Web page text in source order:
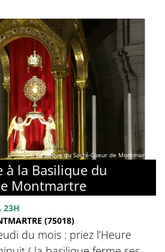
© Basilique du Sacré-Coeur de Montmartre
à la Basilique du
Montmartre
23H
(75018)
du mois : priez l’Heure